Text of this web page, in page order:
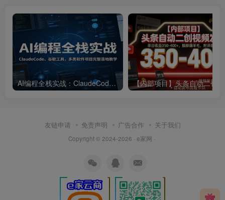
AI编程全栈实战：ClaudeCode、谷歌工具，多类软件项目完整落地教学
友链申请 免责声明 广告合作 关于我们
Copyright © 2024-2026 · e家网 ·